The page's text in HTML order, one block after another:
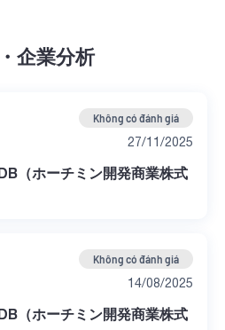
企業分析
Không có đánh giá
27/11/2025
（ホーチミン開発商業株式
Không có đánh giá
14/08/2025
（ホーチミン開発商業株式